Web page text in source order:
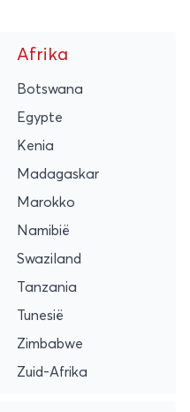
Afrika
Botswana
Egypte
Kenia
Madagaskar
Marokko
Namibië
Swaziland
Tanzania
Tunesië
Zimbabwe
Zuid-Afrika